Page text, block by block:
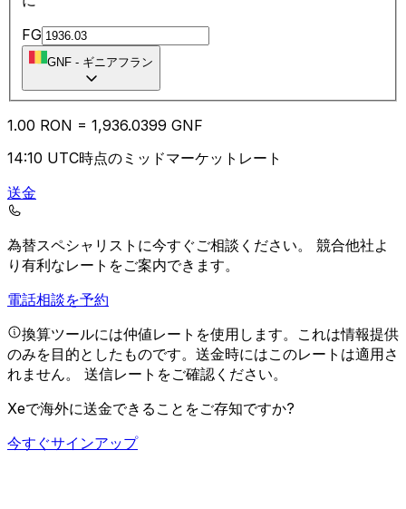
FG
GNF - ギニアフラン
1.00 RON = 1,936.0399 GNF
14:10 UTC時点のミッドマーケットレート
送金
為替スペシャリストに今すぐご相談ください。 競合他社よ
り有利なレートをご案内できます。
電話相談を予約
換算ツールには仲値レートを使用します。これは情報提供
のみを目的としたものです。送金時にはこのレートは適用さ
れません。 送信レートをご確認ください。
Xeで海外に送金できることをご存知ですか?
今すぐサインアップ